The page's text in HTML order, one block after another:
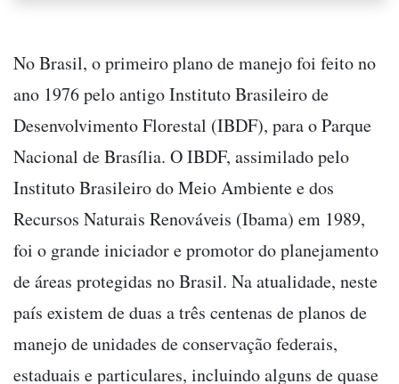
No Brasil, o primeiro plano de manejo foi feito no
ano 1976 pelo antigo Instituto Brasileiro de
Desenvolvimento Florestal (IBDF), para o Parque
Nacional de Brasília. O IBDF, assimilado pelo
Instituto Brasileiro do Meio Ambiente e dos
Recursos Naturais Renováveis (Ibama) em 1989,
foi o grande iniciador e promotor do planejamento
de áreas protegidas no Brasil. Na atualidade, neste
país existem de duas a três centenas de planos de
manejo de unidades de conservação federais,
estaduais e particulares, incluindo alguns de quase